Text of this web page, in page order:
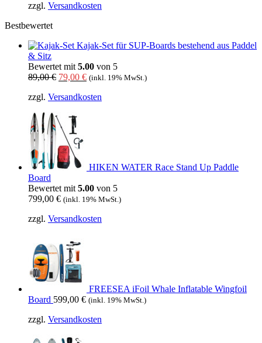
zzgl. Versandkosten
Bestbewertet
Kajak-Set für SUP-Boards bestehend aus Paddel
& Sitz
Bewertet mit 5.00 von 5
89,00€ Ursprünglicher
war:
79,00 €Aktueller
ist:
(inkl. 19% MwSt.)
zzgl. Versandkosten
HIKEN WATER Race Stand Up Paddle
Board
Bewertet mit 5.00 von 5
799,00 € (inkl. 19% MwSt.)
zzgl. Versandkosten
FREESEA iFoil Whale Inflatable Wingfoil
Board 599,00 € (inkl. 19% MwSt.)
zzgl. Versandkosten